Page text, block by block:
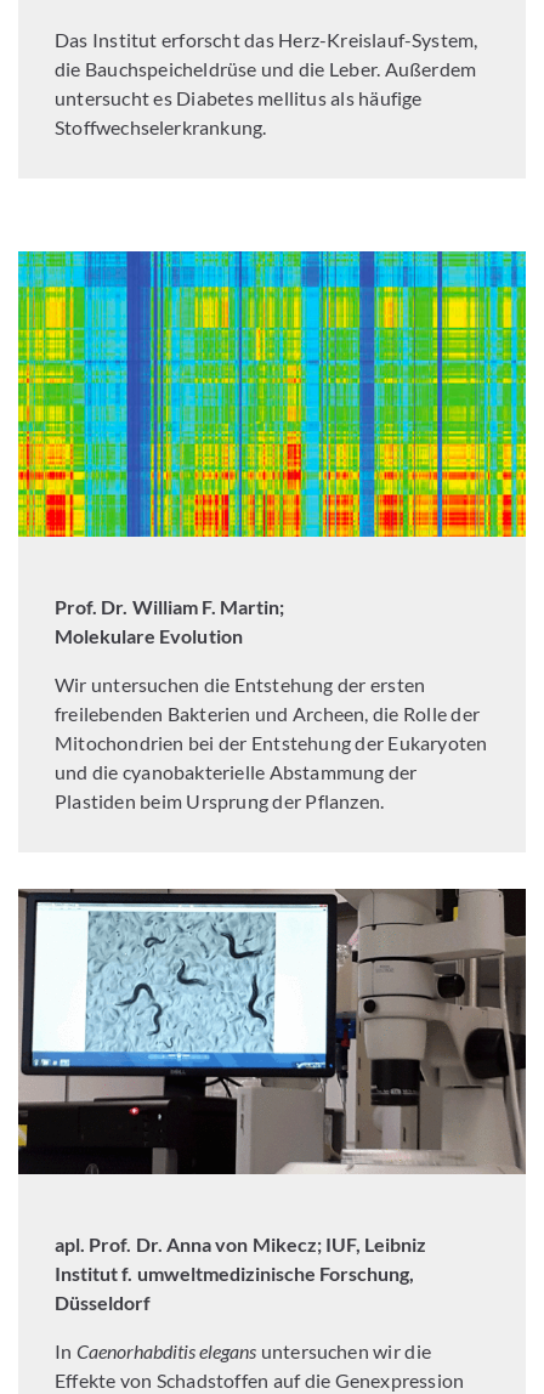
Das Institut erforscht das Herz-Kreislauf-System,
die Bauchspeicheldrüse und die Leber. Außerdem
untersucht es Diabetes mellitus als häufige
Stoffwechselerkrankung.
Prof. Dr. William F. Martin;
Molekulare Evolution
Wir untersuchen die Entstehung der ersten
freilebenden Bakterien und Archeen, die Rolle der
Mitochondrien bei der Entstehung der Eukaryoten
und die cyanobakterielle Abstammung der
Plastiden beim Ursprung der Pflanzen.
apl. Prof. Dr. Anna von Mikecz; IUF, Leibniz
Institut f. umweltmedizinische Forschung,
Düsseldorf
In Caenorhabditis elegans untersuchen wir die
Effekte von Schadstoffen auf die Genexpression